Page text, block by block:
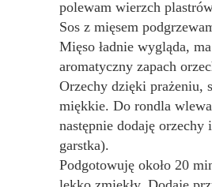
polewam wierzch
Sos z mięsem
Mięso ładnie wygląda,
aromatyczny zapach
Orzechy dzięki prażeniu,
miękkie. Do rondla
następnie dodaję orzechy
garstka).
Podgotowuję około 20